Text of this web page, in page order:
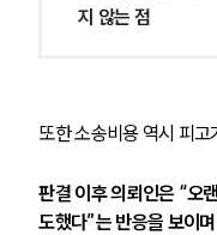
지 않는 점
또한 소송비용 역시 피
판결 이후 의뢰인은 “오
도했다”는 반응을 보이